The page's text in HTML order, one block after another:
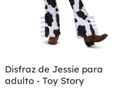
Disfraz de Jessie para
adulto - Toy Story